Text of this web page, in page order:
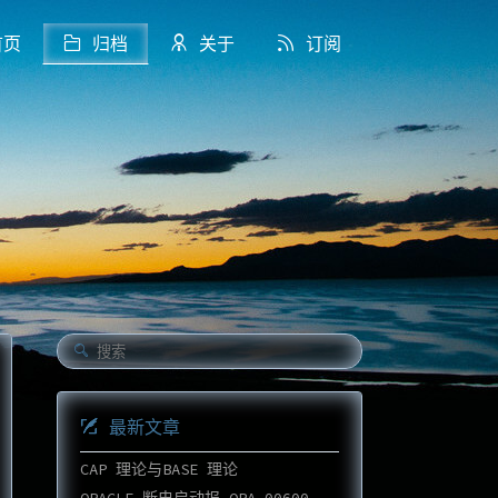
归档 关于 订阅
最新文章
CAP 理论与BASE 理论